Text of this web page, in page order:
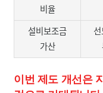
비율
설비보조금
가산
이번 제도 개선은